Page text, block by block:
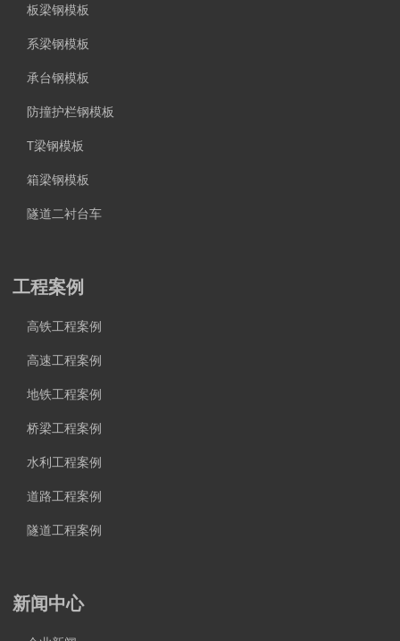
板梁钢模板
系梁钢模板
承台钢模板
防撞护栏钢模板
T梁钢模板
箱梁钢模板
隧道二衬台车
工程案例
高铁工程案例
高速工程案例
地铁工程案例
桥梁工程案例
水利工程案例
道路工程案例
隧道工程案例
新闻中心